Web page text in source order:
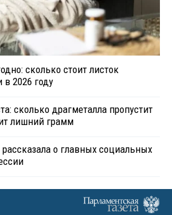
сколько стоит листок
в 2026 году
сколько драгметалла пропустит
лишний грамм
о главных социальных